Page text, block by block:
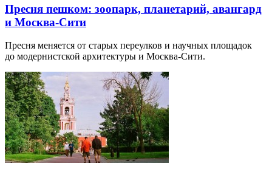
Пресня пешком: зоопарк, планетарий, авангард
и Москва-Сити
Пресня меняется от старых переулков и научных площадок
до модернистской архитектуры и Москва-Сити.